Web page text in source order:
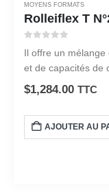
MOYENS FORMATS
Rolleiflex T
Il offre un
et de capacités de
d’inspirer les
$1,284.00 TTC
AJOUTER AU